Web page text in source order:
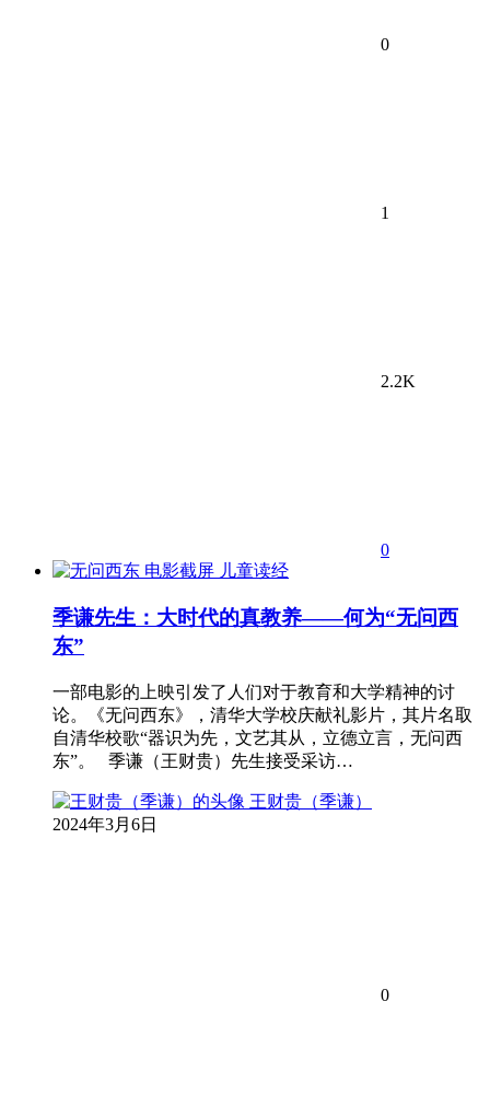
0
1
2.2K
0
儿童读经
季谦先生：大时代的真教养——何为“无问西
东”
一部电影的上映引发了人们对于教育和大学精神的讨
论。《无问西东》，清华大学校庆献礼影片，其片名取
自清华校歌“器识为先，文艺其从，立德立言，无问西
东”。 季谦（王财贵）先生接受采访…
王财贵（季谦）
2024年3月6日
0